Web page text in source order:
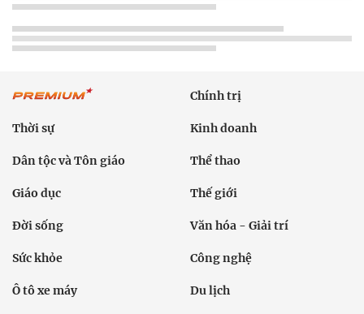
Chính trị
Thời sự Kinh doanh
Dân tộc và Tôn giáo Thể thao
Giáo dục Thế giới
Đời sống Văn hóa - Giải trí
Sức khỏe Công nghệ
Ô tô xe máy Du lịch